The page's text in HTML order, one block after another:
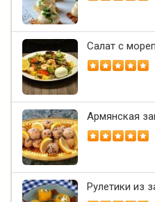
Салат с
Армянская
Рулетики из